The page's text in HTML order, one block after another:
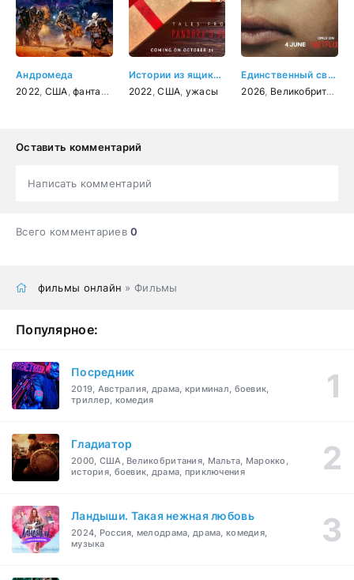
Андромеда
2022 США ,фантастика
Истории из ящика Пандоры: Глава первая
2022 ,США ужасы
Единственный свидетель
2026 Великобритания
Оставить комментарий
Написать комментарий
Всего комментариев0
фильмы онлайн » Фильмы
Популярное:
Посредник
2019, Австралия, драма, криминал, боевик,
триллер, комедия
Гладиатор
2000, США, Великобритания, Мальта, Марокко,
история, боевик, драма, приключения
Ландыши. Такая нежная любовь
2024, Россия, мелодрама, драма, комедия,
музыка